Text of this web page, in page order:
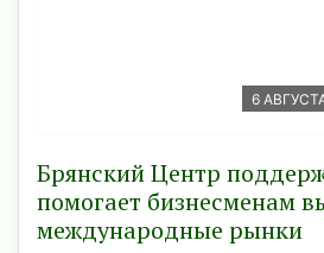
6
Брянский Центр
помогает бизнесменам
международные рынки